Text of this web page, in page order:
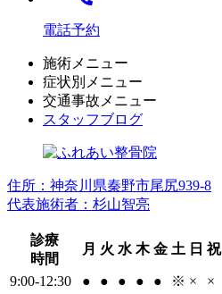
電話予約
施術メニュー
症状別メニュー
交通事故メニュー
スタッフブログ
住所：神奈川県秦野市尾尻939-8
代表施術者：杉山智亮
診療
時間
月 火 水 木 金 土 日 祝
9:00-12:30 ● ● ● ● ● ※ ×
×